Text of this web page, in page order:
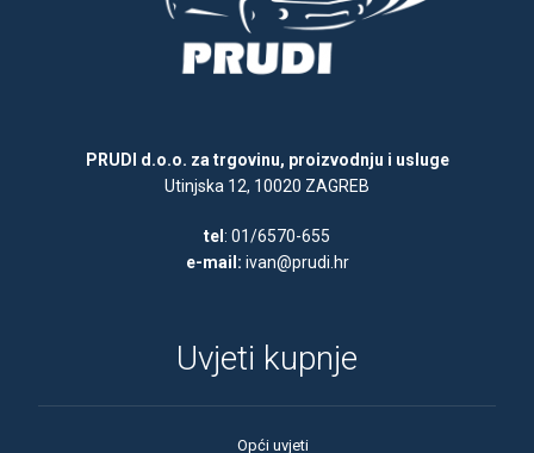
PRUDI d.o.o. za trgovinu, proizvodnju i usluge
Utinjska 12, 10020 ZAGREB
tel : 01/6570-655
e-mail: ivan@prudi.hr
Uvjeti kupnje
Opći uvjeti